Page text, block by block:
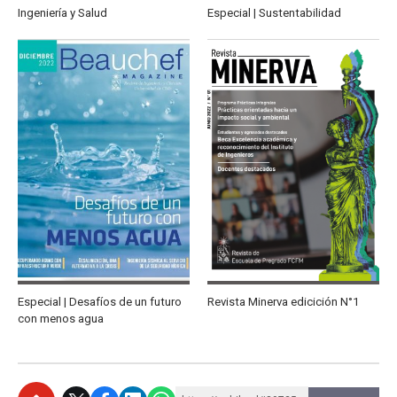
Ingeniería y Salud Especial | Sustentabilidad
Especial | Desafíos de un futuro
con menos agua
Revista Minerva edicición N°1